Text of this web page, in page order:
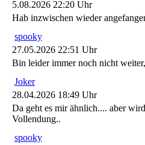
5.08.2026 22:20 Uhr
Hab inzwischen wieder
spooky
27.05.2026 22:51 Uhr
Bin leider immer noch nicht
Joker
28.04.2026 18:49 Uhr
Da geht es mir ähnlich.... aber
Vollendung..
spooky